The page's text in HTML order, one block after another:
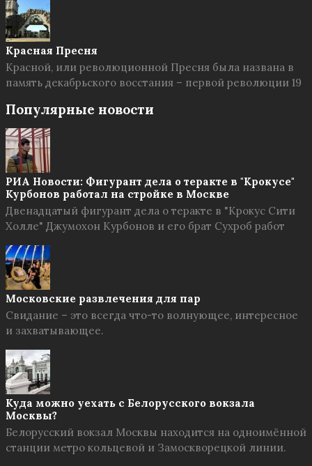
Красная Пресня
Красной, или революционной Пресня была названа в
память декабрьского восстания – первой революции 19
Популярные новости
РИА Новости: Фигурант дела о теракте в "Крокусе"
Курбонов работал на стройке в Москве
Двенадцатый фигурант дела о теракте в "Крокус Сити
Холле" Джумохон Курбонов и его брат Сухроб работ
Московские развлечения для пар
Свидание – это всегда что-то волнующее, интересное
и захватывающее.
Куда можно уехать с Белорусского вокзала
Москвы?
Белорусский вокзал Москвы находится на одноимённой
станции метро кольцевой и Замоскворецкой линии.